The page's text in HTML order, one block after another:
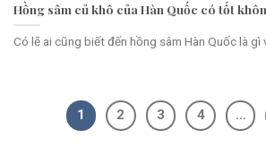
Hồng sâm củ khô của Hàn Quốc có tốt
Có lẽ ai cũng biết đến hồng sâm Hàn Quốc là gì
1 2 3 4 …